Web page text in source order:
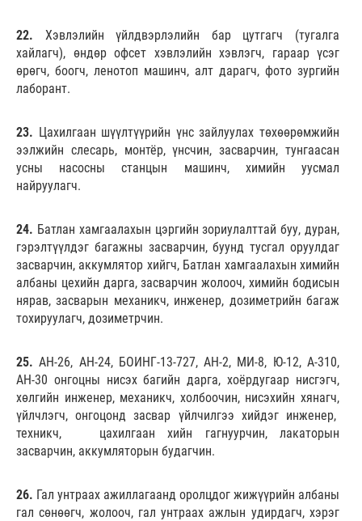
22. Хэвлэлийн үйлдвэрлэлийн бар цутгагч (тугалга
хайлагч), өндөр офсет хэвлэлийн хэвлэгч, гараар үсэг
өрөгч, боогч, ленотоп машинч, алт дарагч, фото зургийн
лаборант.
23. Цахилгаан шүүлтүүрийн үнс зайлуулах төхөөрөмжийн
ээлжийн слесарь, монтёр, үнсчин, засварчин, тунгаасан
усны насосны станцын машинч, химийн уусмал
найруулагч.
24. Батлан хамгаалахын цэргийн зориулалттай буу, дуран,
гэрэлтүүлдэг багажны засварчин, буунд тусгал оруулдаг
засварчин, аккумлятор хийгч, Батлан хамгаалахын химийн
албаны цехийн дарга, засварчин жолооч, химийн бодисын
нярав, засварын механикч, инженер, дозиметрийн багаж
тохируулагч, дозиметрчин.
25. АН-26, АН-24, БОИНГ-13-727, АН-2, МИ-8, Ю-12, А-310,
АН-30 онгоцны нисэх багийн дарга, хоёрдугаар нисгэгч,
хөлгийн инженер, механикч, холбоочин, нисэхийн хянагч,
үйлчлэгч, онгоцонд засвар үйлчилгээ хийдэг инженер,
техникч, цахилгаан хийн гагнуурчин, лакаторын
засварчин, аккумляторын будагчин.
26. Гал унтраах ажиллагаанд оролцдог жижүүрийн албаны
гал сөнөөгч, жолооч, гал унтраах ажлын удирдагч, хэрэг